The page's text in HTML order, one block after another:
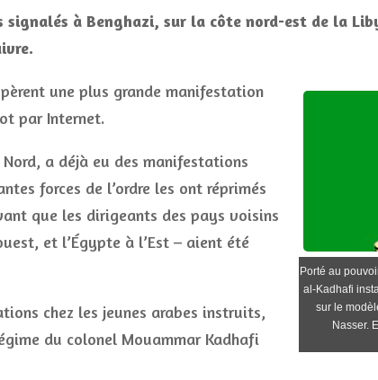
à Benghazi, sur la côte nord-est de la
Porté au
al-Kadhafi
sur le
Nasser.
une plus grande manifestation
par Internet.
a déjà eu des manifestations
forces de l’ordre les ont réprimés
que les dirigeants des pays voisins
et l’Égypte à l’Est – aient été
chez les jeunes arabes instruits,
du colonel Mouammar Kadhafi